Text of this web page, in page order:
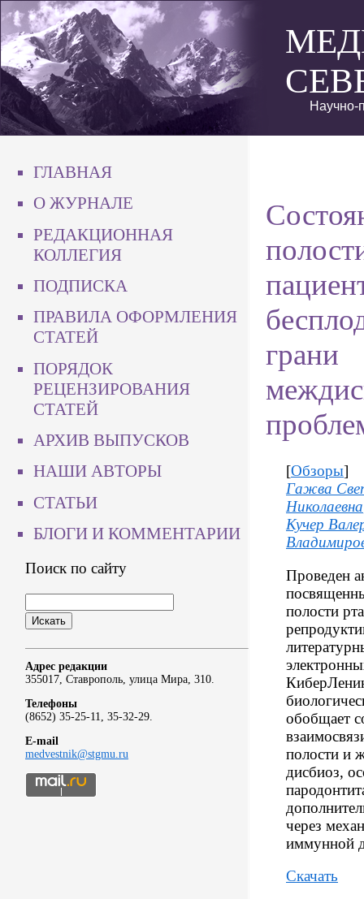
Научно-
ГЛАВНАЯ
О ЖУРНАЛЕ
РЕДАКЦИОННАЯ
КОЛЛЕГИЯ
ПОДПИСКА
ПРАВИЛА ОФОРМЛЕНИЯ
СТАТЕЙ
ПОРЯДОК
РЕЦЕНЗИРОВАНИЯ
СТАТЕЙ
АРХИВ ВЫПУСКОВ
НАШИ АВТОРЫ
СТАТЬИ
БЛОГИ И КОММЕНТАРИИ
Поиск по сайту
Адрес редакции
355017, Ставрополь, улица Мира, 310.
Телефоны
(8652) 35-25-11, 35-32-29.
E-mail
medvestnik@stgmu.ru
грани
[Обзоры]
Гажва
Николаевна
Кучер
Проведен
полости
обобщает
полости и
дисбиоз,
через
иммунной
Скачать